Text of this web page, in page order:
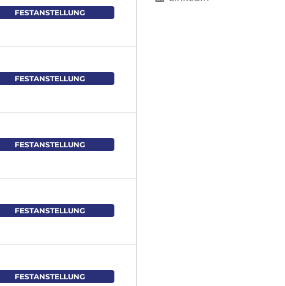
FESTANSTELLUNG
FESTANSTELLUNG
FESTANSTELLUNG
FESTANSTELLUNG
FESTANSTELLUNG